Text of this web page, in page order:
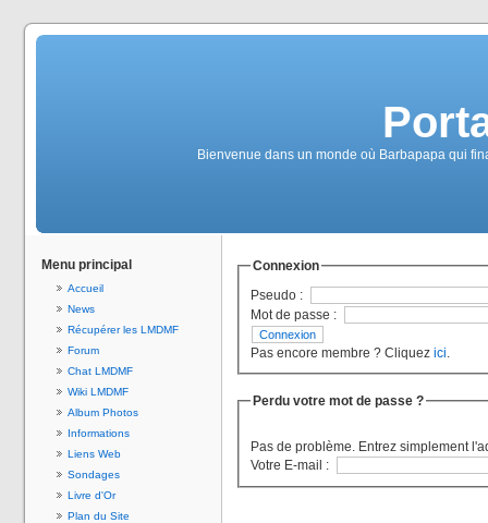
Bienvenue dans un monde où Barbapapa qui
Menu principal
Accueil
News
Récupérer les LMDMF
Forum
Chat LMDMF
Wiki LMDMF
Album Photos
Informations
Liens Web
Sondages
Livre d'Or
Plan du Site
Connexion
Pseudo :
Mot de passe :
Pas encore membre ? Cliquez ici.
Perdu votre mot de passe ?
Pas de problème. Entrez simplement
Votre E-mail :